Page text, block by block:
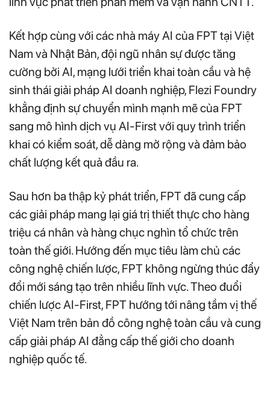
Kết hợp cùng với các nhà máy AI của FPT tại Việt
Nam và Nhật Bản, đội ngũ nhân sự được tăng
cường bởi AI, mạng lưới triển khai toàn cầu và hệ
sinh thái giải pháp AI doanh nghiệp, Flezi Foundry
khẳng định sự chuyển mình mạnh mẽ của FPT
sang mô hình dịch vụ AI-First với quy trình triển
khai có kiểm soát, dễ dàng mở rộng và đảm bảo
chất lượng kết quả đầu ra.
Sau hơn ba thập kỷ phát triển, FPT đã cung cấp
các giải pháp mang lại giá trị thiết thực cho hàng
triệu cá nhân và hàng chục nghìn tổ chức trên
toàn thế giới. Hướng đến mục tiêu làm chủ các
công nghệ chiến lược, FPT không ngừng thúc đẩy
đổi mới sáng tạo trên nhiều lĩnh vực. Theo đuổi
chiến lược AI-First, FPT hướng tới nâng tầm vị thế
Việt Nam trên bản đồ công nghệ toàn cầu và cung
cấp giải pháp AI đẳng cấp thế giới cho doanh
nghiệp quốc tế.